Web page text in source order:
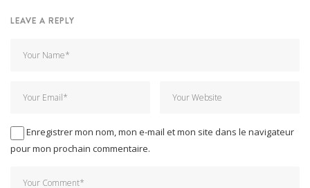
LEAVE A REPLY
Enregistrer mon nom, mon e-mail et mon site dans le navigateur
pour mon prochain commentaire.